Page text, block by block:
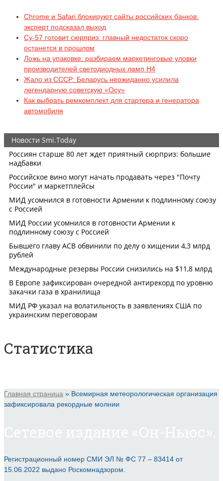
Chrome и Safari блокируют сайты российских банков:
эксперт подсказал выход
Су-57 готовит сюрприз: главный недостаток скоро
останется в прошлом
Ложь на упаковке: разбираем маркетинговые уловки
производителей светодиодных ламп H4
Жало из СССР: Беларусь неожиданно усилила
легендарную советскую «Осу»
Как выбрать ремкомплект для стартера и генератора
автомобиля
Статистика
Главная страница » Всемирная метеорологическая организация
зафиксировала рекордные молнии
Регистрационный номер СМИ ЭЛ № ФС 77 – 83414 от
15.06.2022 выдано Роскомнадзором.